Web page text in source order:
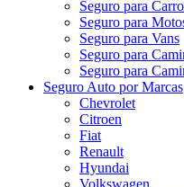
Seguro para
Seguro para
Seguro para Vans
Seguro para
Seguro para
Seguro Auto por Marcas
Chevrolet
Citroen
Fiat
Renault
Hyundai
Volkswagen